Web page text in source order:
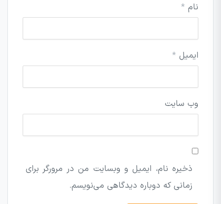
نام *
ایمیل *
وب‌ سایت
ذخیره نام، ایمیل و وبسایت من در مرورگر برای
زمانی که دوباره دیدگاهی می‌نویسم.